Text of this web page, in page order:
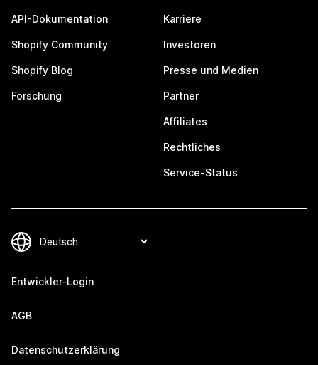
API-Dokumentation
Shopify Community
Shopify Blog
Forschung
Karriere
Investoren
Presse und Medien
Partner
Affiliates
Rechtliches
Service-Status
Entwickler-Login
AGB
Datenschutzerklärung